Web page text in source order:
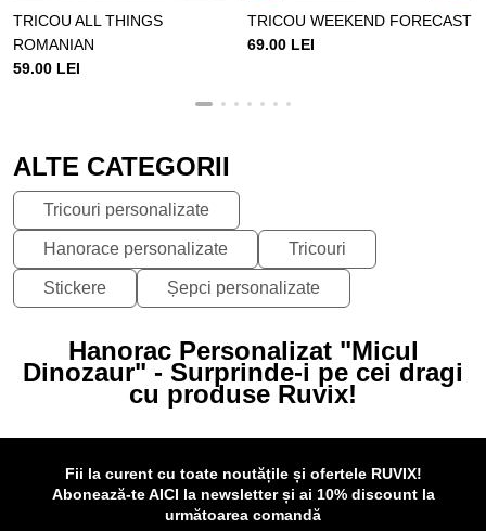
TRICOU ALL THINGS
ROMANIAN
59.00 LEI
TRICOU WEEKEND FORECAST
69.00 LEI
ALTE CATEGORII
Tricouri personalizate
Hanorace personalizate Tricouri
Stickere Șepci personalizate
Hanorac Personalizat "Micul
Dinozaur" - Surprinde-i pe cei dragi
cu produse Ruvix!
Fii la curent cu toate noutățile și ofertele RUVIX!
Abonează-te AICI la newsletter și ai 10% discount la
următoarea comandă